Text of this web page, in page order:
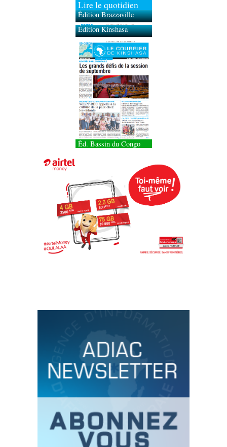
Lire le quotidien
Édition Brazzaville
Édition Kinshasa
Éd. Bassin du Congo